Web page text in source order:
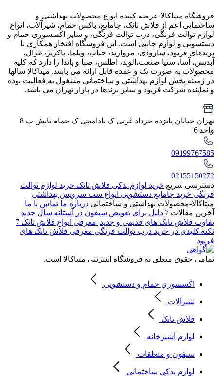
فروشگاه میتاکالا عرضه کننده انواع محصولات بهداشتی و
ساختمانی اعم از فلاش تانک، جامایع، باکس حمام، شیرآلات، انواع
لوازم توالت فرنگی، درب توالت فرنگی، و سایر اکسسوری حمام و
دستشویی و لوازم جانبی است. این فروشگاه افتخار همکاری با
برندهای فرپود، سارودی، مروارید، حباب، ویلما، پاکریز، غزال،
آبدیس، آسا، ستیا صنعت،الوند، اطلس، صبا و پاندا را دارد که کلیه
محصولات به صورت تک و عمده قابل ارائه می باشد. میتاکالا سالها
در زمینه پخش لوازم بهداشتی و ساختمانی مشغول به فعالیت بوده
و نماینده شرکت فرپود و سایر برندها در بازار تهران می باشد.
تهران خیابان پانزده خرداد غربی ک بادامچی ک حمام تابش پ 8
واحد 6
09199767585
02155150272
دسترسی سریع خرید لوازم یدکی فلاش تانک خرید لوازم توالت
فرنگی خرید جامایع دستشویی انواع ست سرویس بهداشتی
میتاکالا-محصولات بهداشتی و ساختمانی درباره ما تماس با ما
آخرین مقالات 7 دلیل برای تعویض سیفون در آستانه سال جدید
تفاوت فلاش تانک های قدیمی و جدید| معرفی انواع فلاش تانک 7
نکته کلیدی در خرید درب توالت فرنگی معرفی فلاش تانک های
فرپود
تمامی حقوق متعلق به فروشگاه اینترنتی میتاکالا است.
اکسسوری حمام و دستشویی
شیرآلات
فلاش تانک
لوازم آشپزخانه
سیفون و متعلقات
لوازم یدکی ساختمانی